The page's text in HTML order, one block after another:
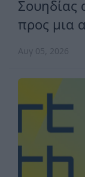
Σουηδίας
προς μια
Αυγ 05, 2026